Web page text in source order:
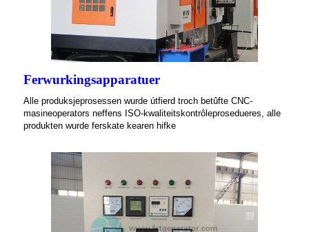
Ferwurkingsapparatuer
Alle produksjeprosessen wurde útfierd troch betûfte CNC-
masineoperators neffens ISO-kwaliteitskontrôleprosedueres, alle
produkten wurde ferskate kearen hifke